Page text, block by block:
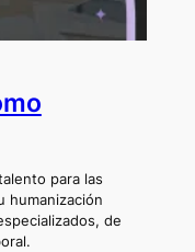
para las
humanización
de